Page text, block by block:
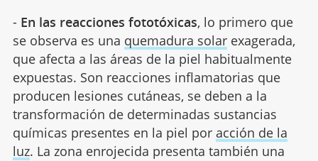
- En las reacciones fototóxicas, lo primero que
se observa es una quemadura solarexagerada,
que afecta a las áreas de la piel habitualmente
expuestas. Son reacciones inflamatorias que
producen lesiones cutáneas, se deben a la
transformación de determinadas sustancias
químicas presentes en la piel por acción de la
luz. La zona enrojecida presenta también una